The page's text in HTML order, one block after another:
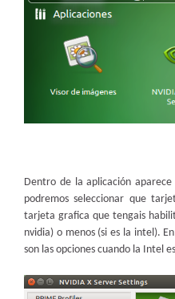
Dentro de la aplicación
podremos seleccionar que
tarjeta grafica que tengais
nvidia) o menos (si es la intel).
son las opciones cuando la Intel